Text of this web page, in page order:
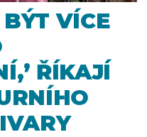
VÍCE
ŘÍKAJÍ